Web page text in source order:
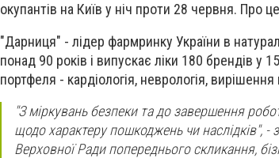
окупантів на Київ у ніч проти 28 червня. Про
"Дарниця" - лідер фармринку України в
понад 90 років і випускає ліки 180 брендів у
портфеля - кардіологія, неврологія,
"З міркувань безпеки та до завершення
щодо характеру пошкоджень чи наслідків",
Верховної Ради попереднього скликання,